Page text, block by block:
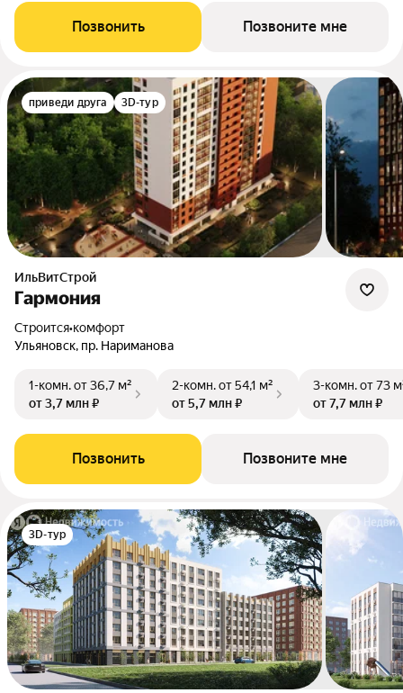
Позвонить Позвоните мне
приведи друга 3D-тур
ИльВитСтрой
Гармония
Строится•комфорт
Ульяновск, пр. Нариманова
1-комн.от 36,7 м²
от 3,7 млн ₽
2-комн.от 54,1 м²
от 5,7 млн ₽
3-комн.от 73
от 7,7 млн ₽
Позвонить Позвоните мне
3D-тур